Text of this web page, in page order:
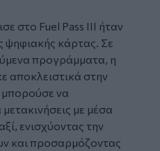
στο Fuel Pass III ήταν
ψηφιακής κάρτας. Σε
προγράμματα, η
αποκλειστικά στην
να
με μέσα
ενισχύοντας την
και προσαρμόζοντας